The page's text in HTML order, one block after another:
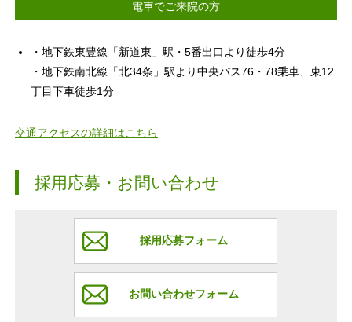
電車でご来院の方
・地下鉄東豊線「新道東」駅・5番出口より徒歩4分
・地下鉄南北線「北34条」駅より中央バス76・78乗車、東12
丁目下車徒歩1分
交通アクセスの詳細はこちら
採用応募・お問い合わせ
採用応募フォーム
お問い合わせフォーム